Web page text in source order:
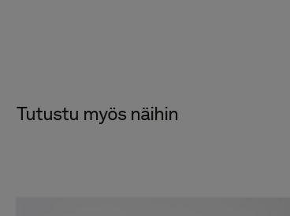
Tutustu myös näihin